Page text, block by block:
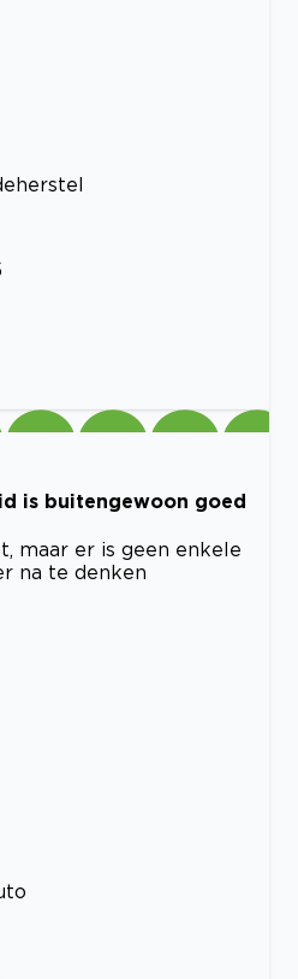
is buitengewoon goed
maar er is geen enkele
na te denken